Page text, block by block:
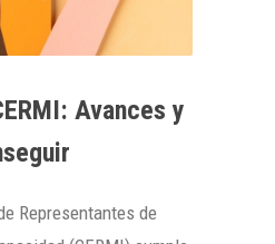
Avances y
Representantes de